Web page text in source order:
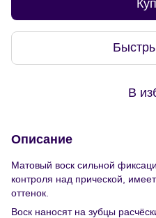
В
Описание
Матовый воск сильной
контроля над прической,
оттенок.
Воск наносят на зубцы